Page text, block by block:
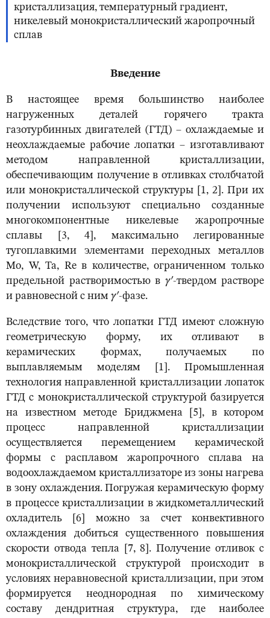
кристаллизация, температурный градиент,
никелевый монокристаллический жаропрочный
сплав
Введение
В настоящее время большинство наиболее
нагруженных деталей горячего тракта
газотурбинных двигателей (ГТД) – охлаждаемые и
неохлаждаемые рабочие лопатки – изготавливают
методом направленной кристаллизации,
обеспечивающим получение в отливках столбчатой
или монокристаллической структуры [1, 2]. При их
получении используют специально созданные
многокомпонентные никелевые жаропрочные
сплавы [3, 4], максимально легированные
тугоплавкими элементами переходных металлов
Mo, W, Ta, Re в количестве, ограниченном только
предельной растворимостью в γ′-твердом растворе
и равновесной с ним γ′-фазе.
Вследствие того, что лопатки ГТД имеют сложную
геометрическую форму, их отливают в
керамических формах, получаемых по
выплавляемым моделям [1]. Промышленная
технология направленной кристаллизации лопаток
ГТД с монокристаллической структурой базируется
на известном методе Бриджмена [5], в котором
процесс направленной кристаллизации
осуществляется перемещением керамической
формы с расплавом жаропрочного сплава на
водоохлаждаемом кристаллизаторе из зоны нагрева
в зону охлаждения. Погружая керамическую форму
в процессе кристаллизации в жидкометаллический
охладитель [6] можно за счет конвективного
охлаждения добиться существенного повышения
скорости отвода тепла [7, 8]. Получение отливок с
монокристаллической структурой происходит в
условиях неравновесной кристаллизации, при этом
формируется неоднородная по химическому
составу дендритная структура, где наиболее